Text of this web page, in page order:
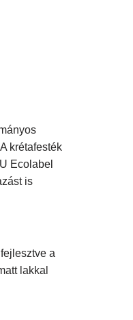
krétafesték
Ecolabel
is
a
lakkal